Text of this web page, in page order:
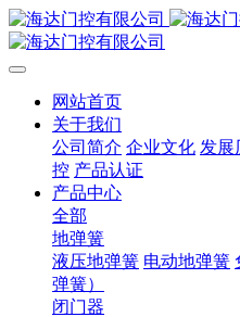
网站首页
关于我们
公司简介 企业文化 发展
控 产品认证
产品中心
全部
地弹簧
液压地弹簧 电动地弹簧
弹簧）
闭门器